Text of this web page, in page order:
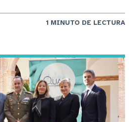
1 MINUTO DE LECTURA